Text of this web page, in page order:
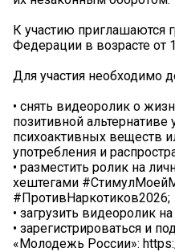
К участию приглашаются
Федерации в возрасте от
Для участия необходимо
• снять видеоролик о
позитивной
психоактивных веществ
употребления и
• разместить ролик на
хештегами
#ПротивНаркотиков2026;
• загрузить видеоролик
• зарегистрироваться и
«Молодежь России»: